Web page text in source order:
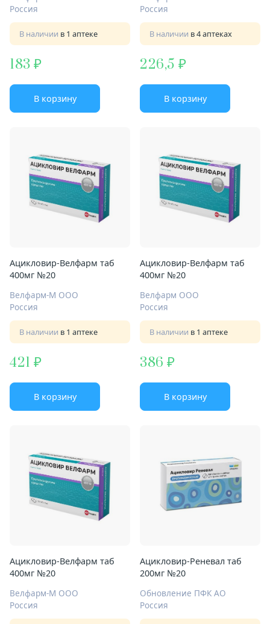
Россия
В наличии в 1 аптеке
183
В корзину
Россия
В наличии в 4 аптеках
226,5
В корзину
Ацикловир-Велфарм таб
400мг №20
Велфарм-М ООО
Россия
В наличии в 1 аптеке
421
В корзину
Ацикловир-Велфарм таб
400мг №20
Велфарм ООО
Россия
В наличии в 1 аптеке
386
В корзину
Ацикловир-Велфарм таб
400мг №20
Велфарм-М ООО
Россия
Ацикловир-Реневал таб
200мг №20
Обновление ПФК АО
Россия